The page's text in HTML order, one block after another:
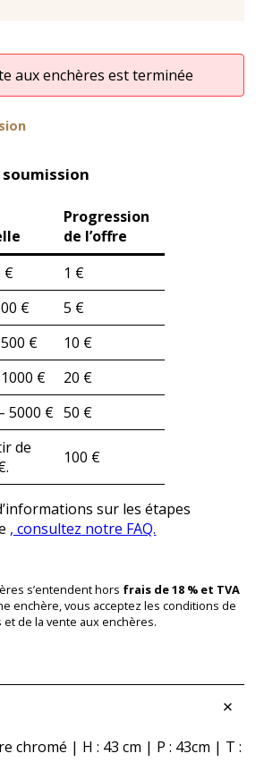
aux enchères est terminée
soumission
Progression
de l’offre
€
1 €
€
5 €
€
10 €
€
20 €
5000 € 50 €
de
100 €
sur les étapes
, consultez notre FAQ.
s’entendent hors frais de 18 % et TVA
enchère, vous acceptez les conditions de
de la vente aux enchères.
chromé | H : 43 cm | P : 43cm | T :